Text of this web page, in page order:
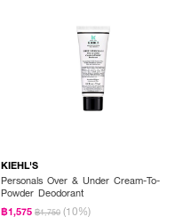
KIEHL'S
Personals Over & Under Cream-To-
Powder Deodorant
฿1,575 ฿1,750 (10%)